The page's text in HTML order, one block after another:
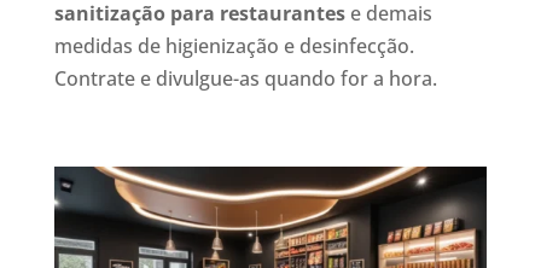
sanitização para restaurantese demais
medidas de higienização e desinfecção.
Contrate e divulgue-as quando for a hora.